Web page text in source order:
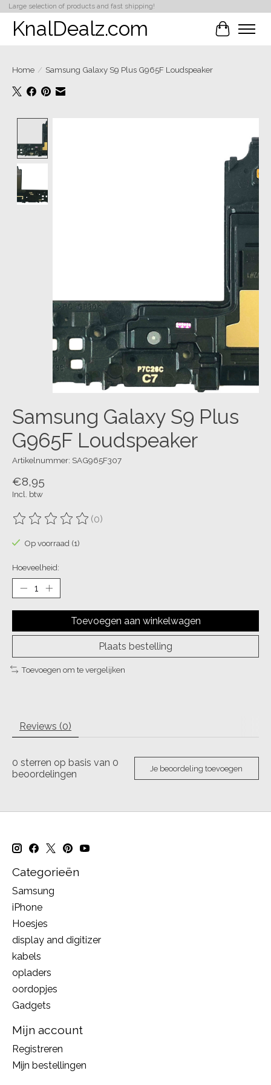
Large selection of products and fast shipping!
KnalDealz.com
Home / Samsung Galaxy S9 Plus G965F Loudspeaker
Samsung Galaxy S9 Plus
G965F Loudspeaker
Artikelnummer: SAG965F307
€8,95
Incl. btw
De beoordeling van dit product is
(0)
Op voorraad (1)
Hoeveelheid:
Toevoegen aan winkelwagen
Plaats bestelling
Toevoegen om te vergelijken
Reviews (0)
0 sterren op basis van 0
beoordelingen
Je beoordeling toevoegen
Categorieën
Samsung
iPhone
Hoesjes
display and digitizer
kabels
opladers
oordopjes
Gadgets
Mijn account
Registreren
Mijn bestellingen